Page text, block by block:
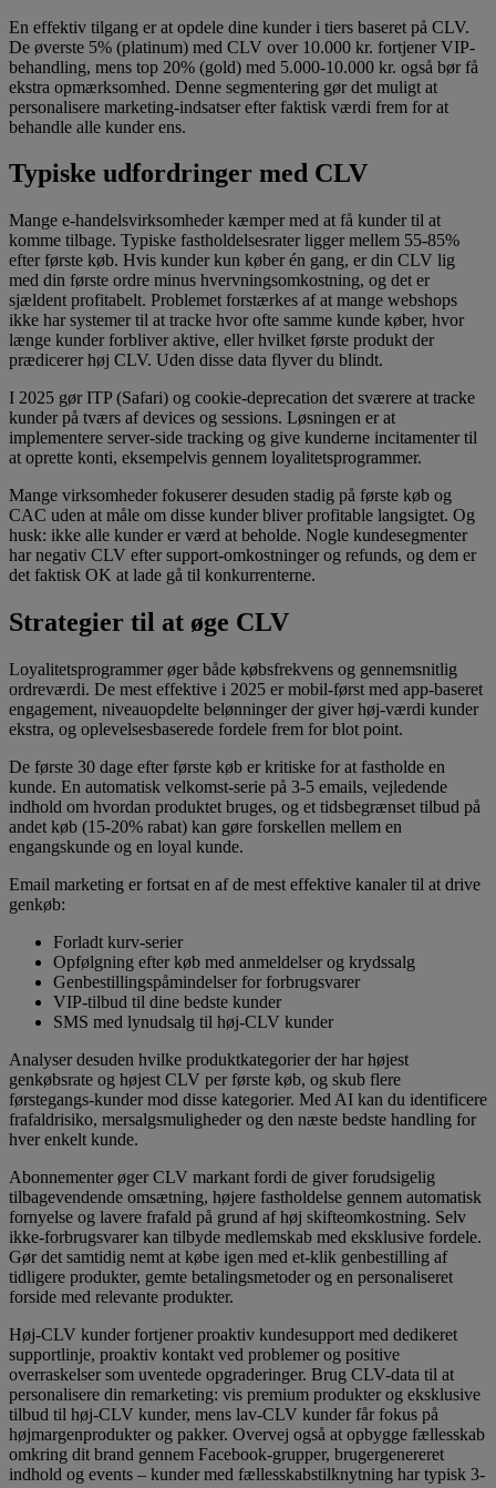
En effektiv tilgang er at opdele dine kunder i tiers baseret på CLV.
De øverste 5% (platinum) med CLV over 10.000 kr. fortjener VIP-
behandling, mens top 20% (gold) med 5.000-10.000 kr. også bør få
ekstra opmærksomhed. Denne segmentering gør det muligt at
personalisere marketing-indsatser efter faktisk værdi frem for at
behandle alle kunder ens.
Typiske udfordringer med CLV
Mange e-handelsvirksomheder kæmper med at få kunder til at
komme tilbage. Typiske fastholdelsesrater ligger mellem 55-85%
efter første køb. Hvis kunder kun køber én gang, er din CLV lig
med din første ordre minus hvervningsomkostning, og det er
sjældent profitabelt. Problemet forstærkes af at mange webshops
ikke har systemer til at tracke hvor ofte samme kunde køber, hvor
længe kunder forbliver aktive, eller hvilket første produkt der
prædicerer høj CLV. Uden disse data flyver du blindt.
I 2025 gør ITP (Safari) og cookie-deprecation det sværere at tracke
kunder på tværs af devices og sessions. Løsningen er at
implementere server-side tracking og give kunderne incitamenter til
at oprette konti, eksempelvis gennem loyalitetsprogrammer.
Mange virksomheder fokuserer desuden stadig på første køb og
CAC uden at måle om disse kunder bliver profitable langsigtet. Og
husk: ikke alle kunder er værd at beholde. Nogle kundesegmenter
har negativ CLV efter support-omkostninger og refunds, og dem er
det faktisk OK at lade gå til konkurrenterne.
Strategier til at øge CLV
Loyalitetsprogrammer øger både købsfrekvens og gennemsnitlig
ordreværdi. De mest effektive i 2025 er mobil-først med app-baseret
engagement, niveauopdelte belønninger der giver høj-værdi kunder
ekstra, og oplevelsesbaserede fordele frem for blot point.
De første 30 dage efter første køb er kritiske for at fastholde en
kunde. En automatisk velkomst-serie på 3-5 emails, vejledende
indhold om hvordan produktet bruges, og et tidsbegrænset tilbud på
andet køb (15-20% rabat) kan gøre forskellen mellem en
engangskunde og en loyal kunde.
Email marketing er fortsat en af de mest effektive kanaler til at drive
genkøb:
Forladt kurv-serier
Opfølgning efter køb med anmeldelser og krydssalg
Genbestillingspåmindelser for forbrugsvarer
VIP-tilbud til dine bedste kunder
SMS med lynudsalg til høj-CLV kunder
Analyser desuden hvilke produktkategorier der har højest
genkøbsrate og højest CLV per første køb, og skub flere
førstegangs-kunder mod disse kategorier. Med AI kan du identificere
frafaldrisiko, mersalgsmuligheder og den næste bedste handling for
hver enkelt kunde.
Abonnementer øger CLV markant fordi de giver forudsigelig
tilbagevendende omsætning, højere fastholdelse gennem automatisk
fornyelse og lavere frafald på grund af høj skifteomkostning. Selv
ikke-forbrugsvarer kan tilbyde medlemskab med eksklusive fordele.
Gør det samtidig nemt at købe igen med et-klik genbestilling af
tidligere produkter, gemte betalingsmetoder og en personaliseret
forside med relevante produkter.
Høj-CLV kunder fortjener proaktiv kundesupport med dedikeret
supportlinje, proaktiv kontakt ved problemer og positive
overraskelser som uventede opgraderinger. Brug CLV-data til at
personalisere din remarketing: vis premium produkter og eksklusive
tilbud til høj-CLV kunder, mens lav-CLV kunder får fokus på
højmargenprodukter og pakker. Overvej også at opbygge fællesskab
omkring dit brand gennem Facebook-grupper, brugergenereret
indhold og events – kunder med fællesskabstilknytning har typisk 3-